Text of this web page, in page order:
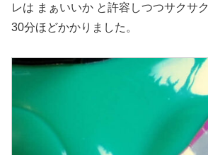
レは まぁいいか と許容しつつサクサ
30分ほどかかりました。